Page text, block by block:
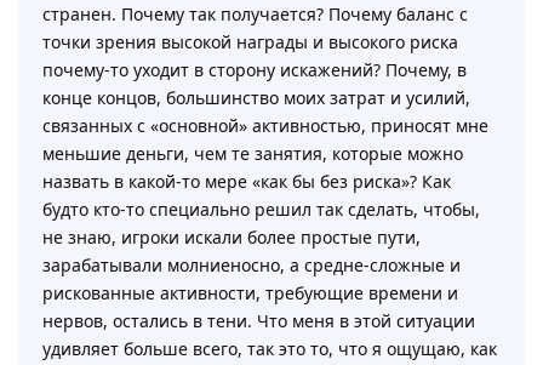
странен. Почему так получается? Почему баланс с
точки зрения высокой награды и высокого риска
почему-то уходит в сторону искажений? Почему, в
конце концов, большинство моих затрат и усилий,
связанных с «основной» активностью, приносят мне
меньшие деньги, чем те занятия, которые можно
назвать в какой-то мере «как бы без риска»? Как
будто кто-то специально решил так сделать, чтобы,
не знаю, игроки искали более простые пути,
зарабатывали молниеносно, а средне-сложные и
рискованные активности, требующие времени и
нервов, остались в тени. Что меня в этой ситуации
удивляет больше всего, так это то, что я ощущаю, как